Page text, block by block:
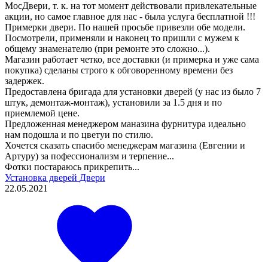
МосДвери, т. к. на тот момент действовали привлекательные
акции, но самое главное для нас - была услуга бесплатной !!!
Примерки двери. По нашей просьбе привезли обе модели.
Посмотрели, применяли и наконец то пришли с мужем к
общему знаменателю (при ремонте это сложно...).
Магазин работает четко, все доставки (и примерка и уже сама
покупка) сделаны строго к обговоренному времени без
задержек.
Предоставлена бригада для установки дверей (у нас из было 7
штук, демонтаж-монтаж), установили за 1.5 дня и по
приемлемой цене.
Предложенная менеджером маназина фурнитура идеально
нам подошла и по цветуи по стилю.
Хочется сказать спасибо менеджерам магазина (Евгении и
Артуру) за пофессионализм и терпение...
Фотки постараюсь прикрепить...
Установка дверей Двери
22.05.2021